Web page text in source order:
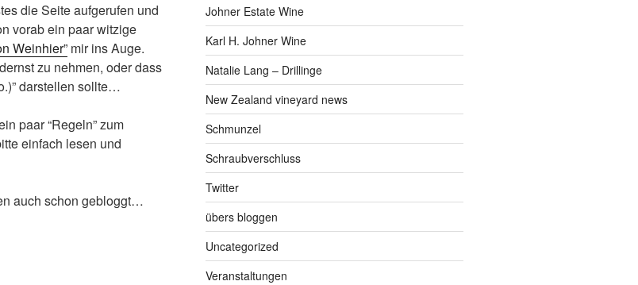
die Seite aufgerufen und
vorab ein paar witzige
Weinhier” mir ins Auge.
zu nehmen, oder dass
darstellen sollte…
paar “Regeln” zum
einfach lesen und
auch schon gebloggt…
Johner Estate Wine
Karl H. Johner Wine
Natalie Lang – Drillinge
New Zealand vineyard news
Schmunzel
Schraubverschluss
Twitter
übers bloggen
Uncategorized
Veranstaltungen